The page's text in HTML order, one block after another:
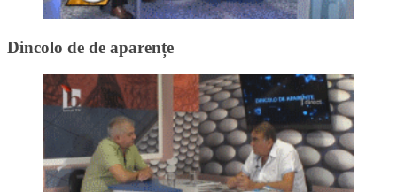
Dincolo de de aparențe